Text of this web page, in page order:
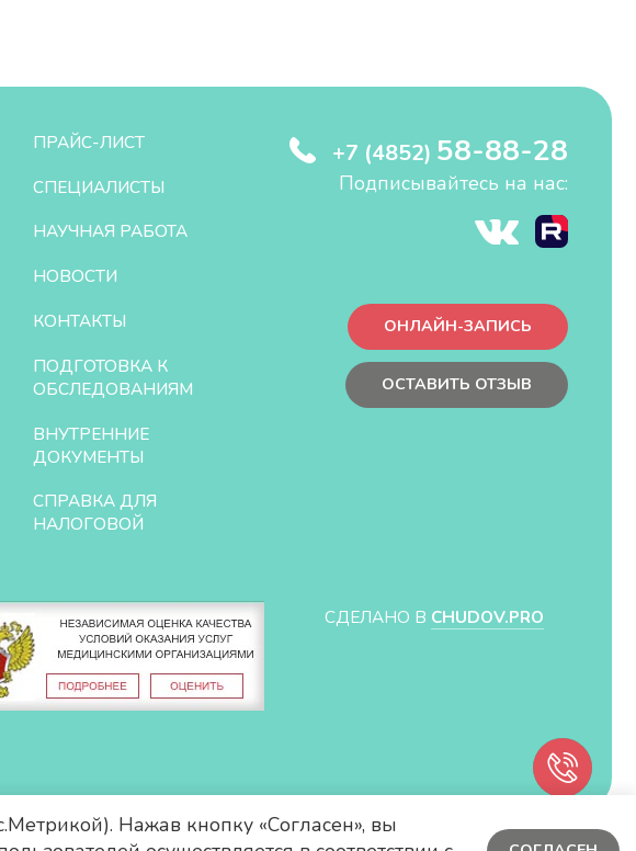
ПРАЙС-ЛИСТ
СПЕЦИАЛИСТЫ
НАУЧНАЯ РАБОТА
НОВОСТИ
КОНТАКТЫ
ПОДГОТОВКА К
ОБСЛЕДОВАНИЯМ
ВНУТРЕННИЕ
ДОКУМЕНТЫ
СПРАВКА ДЛЯ
НАЛОГОВОЙ
+7 (4852) 58-88-28
Подписывайтесь на нас:
ОНЛАЙН-ЗАПИСЬ
ОСТАВИТЬ ОТЗЫВ
СДЕЛАНО В CHUDOV.PRO
Нажав кнопку «Согласен», вы